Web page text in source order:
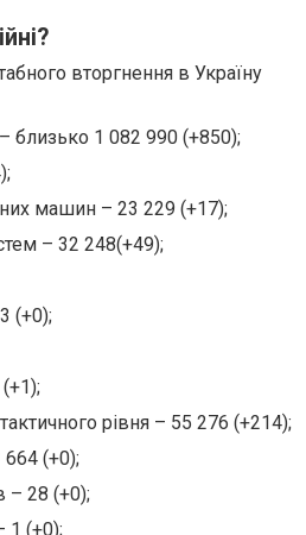
вторгнення в Україну
близько 1 082 990 (+850);
машин – 23 229 (+17);
– 32 248(+49);
(+0);
рівня – 55 276 (+214);
664 (+0);
– 28 (+0);
1 (+0);